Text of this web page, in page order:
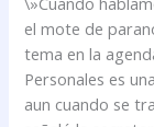
el mote de
tema en la
Personales es
aun cuando se